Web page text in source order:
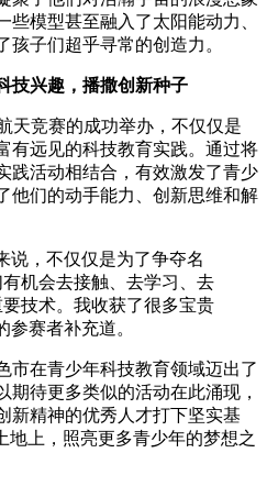
模型甚至融入了太阳能动力、
子们超乎寻常的创造力。
技兴趣，播撒创新种子
天竞赛的成功举办，不仅仅是
有远见的科技教育实践。通过将
践活动相结合，有效激发了青少
他们的动手能力、创新思维和解
说，不仅仅是为了争夺名
机会去接触、去学习、去
技术。我收获了很多宝贵
参赛者补充道。
市在青少年科技教育领域迈出了
期待更多类似的活动在此涌现，
新精神的优秀人才打下坚实基
地上，照亮更多青少年的梦想之